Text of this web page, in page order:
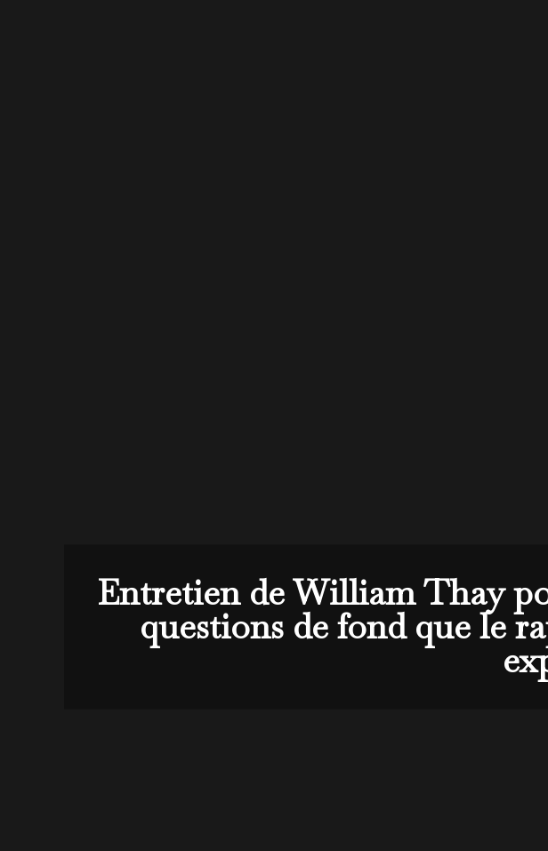
Entretien de William Thay
questions de fond que le